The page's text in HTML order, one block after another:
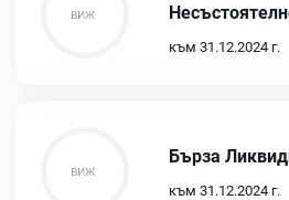
към 31.12.2024 г.
Бърза
към 31.12.2024 г.